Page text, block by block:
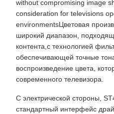
without compromising image
consideration for televisions
environmentsЦветовая
широкий диапазон,
контента,с технологией
обеспечивающей точные
воспроизведение цвета,
современного телевизора.
С электрической стороны,
стандартный интерфейс